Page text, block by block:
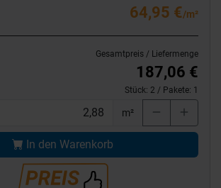
64,95 €/m²
Gesamtpreis / Liefermenge
187,06 €
Stück: 2 / Pakete: 1
m²
In den Warenkorb